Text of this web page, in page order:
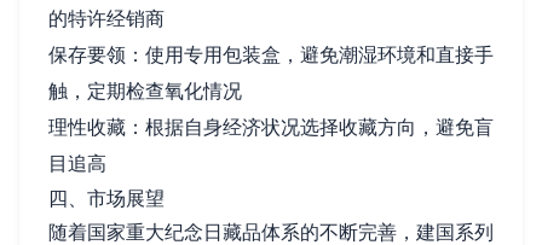
的特许经销商
保存要领：使用专用包装盒，避免潮湿环境和直接手
触，定期检查氧化情况
理性收藏：根据自身经济状况选择收藏方向，避免盲
目追高
四、市场展望
随着国家重大纪念日藏品体系的不断完善，建国系列